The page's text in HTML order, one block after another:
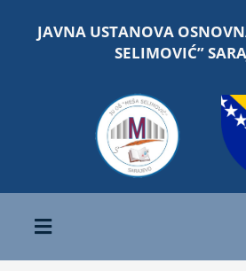
JAVNA USTANOVA
SELIMOVIĆ”
Toggle
Navigation